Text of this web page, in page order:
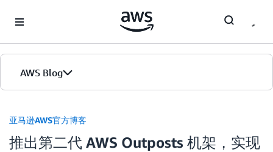
AWS Blog
首页
版本
亚马逊AWS官方博客
推出第二代 AWS Outposts 机架，实现